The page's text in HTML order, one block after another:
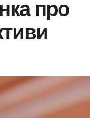
про